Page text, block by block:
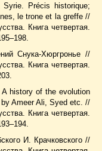
Précis historique;
le trone et la greffe //
Книга четвертая.
Снука-Хюргронье //
Книга четвертая.
history of the evolution
Ameer Ali, Syed etc. //
Книга четвертая.
И. Крачковского //